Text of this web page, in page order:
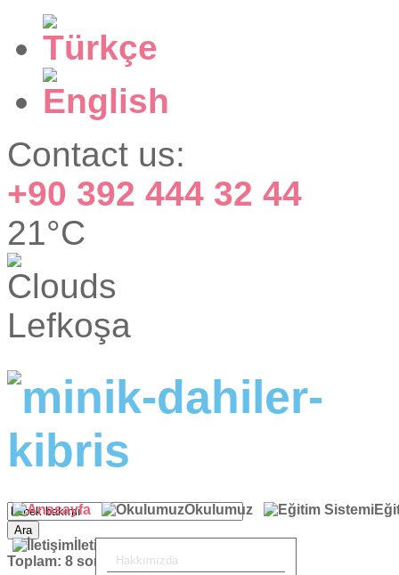
Contact us:
+90 392 444 32 44
21°C
Lefkoşa
Okulumuz
Hakkımızda
İletişim
Ara
Toplam: 8 sonuç bulundu.